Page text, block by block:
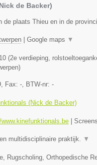
de Backer)
de plaats Thieu en in de
Google maps ▼
(2e verdieping,
)
, Fax: -, BTW-nr: -
(Nick de Backer)
multidisciplinaire praktijk. ▼
Rugscholing, Orthopedische